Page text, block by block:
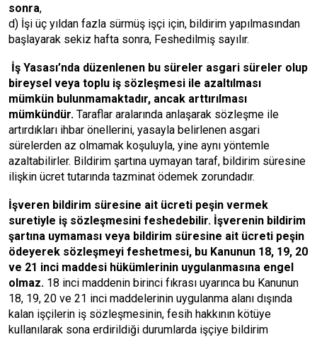
sonra,
d) İşi üç yıldan fazla sürmüş işçi için, bildirim yapılmasından
başlayarak sekiz hafta sonra, Feshedilmiş sayılır.
İş Yasası’nda düzenlenen bu süreler asgari süreler olup
bireysel veya toplu iş sözleşmesi ile azaltılması
mümkün bulunmamaktadır, ancak arttırılması
mümkündür. Taraflar aralarında anlaşarak sözleşme ile
artırdıkları ihbar önellerini, yasayla belirlenen asgari
sürelerden az olmamak koşuluyla, yine aynı yöntemle
azaltabilirler. Bildirim şartına uymayan taraf, bildirim süresine
ilişkin ücret tutarında tazminat ödemek zorundadır.
İşveren bildirim süresine ait ücreti peşin vermek
suretiyle iş sözleşmesini feshedebilir. İşverenin bildirim
şartına uymaması veya bildirim süresine ait ücreti peşin
ödeyerek sözleşmeyi feshetmesi, bu Kanunun 18, 19, 20
ve 21 inci maddesi hükümlerinin uygulanmasına engel
olmaz. 18 inci maddenin birinci fıkrası uyarınca bu Kanunun
18, 19, 20 ve 21 inci maddelerinin uygulanma alanı dışında
kalan işçilerin iş sözleşmesinin, fesih hakkının kötüye
kullanılarak sona erdirildiği durumlarda işçiye bildirim